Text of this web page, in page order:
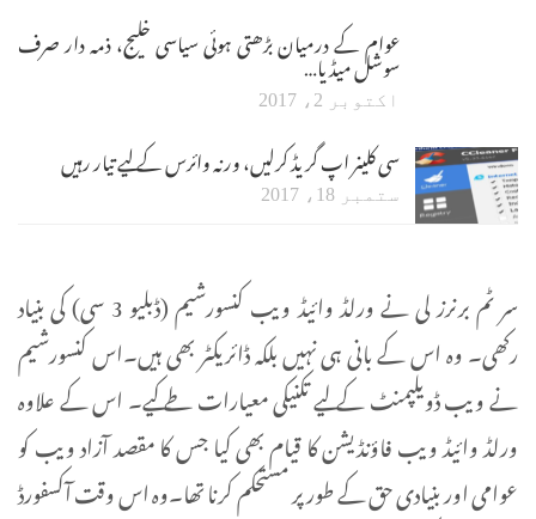
عوام کے درمیان بڑھتی ہوئی سیاسی خلیج، ذمہ دار صرف
سوشل میڈیا…
اکتوبر 2، 2017
سی کلینر اپ گریڈ کرلیں، ورنہ وائرس کے لیے تیار رہیں
ستمبر 18، 2017
سر ٹم برنرز لی نے ورلڈ وائیڈ ویب کنسورشیم (ڈبلیو 3 سی) کی بنیاد
رکھی۔ وہ اس کے بانی ہی نہیں بلکہ ڈائریکٹر بھی ہیں۔اس کنسورشیم
نے ویب ڈویلپمنٹ کے لیے تکنیکی معیارات طے کیے۔ اس کے علاوہ
ورلڈ وائیڈ ویب فاؤنڈیشن کا قیام بھی کیا جس کا مقصد آزاد ویب کو
عوامی اور بنیادی حق کے طور پر مستحکم کرنا تھا۔وہ اس وقت آکسفورڈ